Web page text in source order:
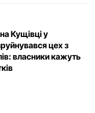
Кущівці у
цех з
власники кажуть